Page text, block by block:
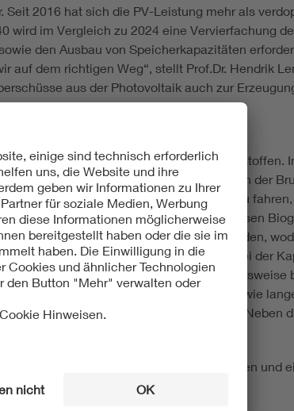
2016 hat sich die PV-Leistung mehr als
wird im Vergleich zu 2024 eine Vervierfachung
den Ausbau von Speicherkapazitäten
dem richtigen Weg“, stellt Prof.Dr. Hendrik
aus der Photovoltaik auch zur
von Anbaubiomasse und Reststoffen.
womit sie einen Anteil von 6,1 Prozent an der
mit annähernd konstanter Leistung zu
flexiblen Betrieb zu ermöglichen, müssen
an einem Standort vervielfacht werden,
liefern können. Petri erklärt: „Bei der
Biogas ohne Betrieb des KWK – beispielsweise
zeigt die Betriebsreichweite auf, wie
Mangellage Spitzenlast bereitzustellen.“ Neben
für weiteres Flexibilitätspotential.
Ausbau der erneuerbaren Energien und